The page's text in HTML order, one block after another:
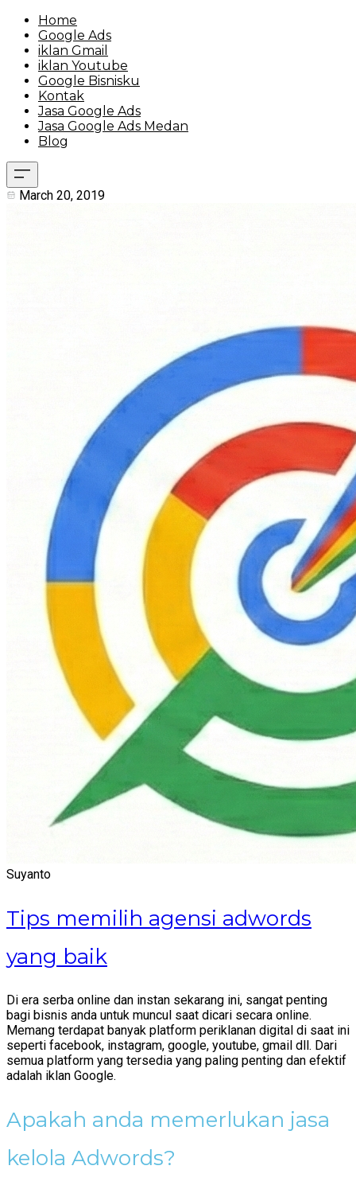
Home
Google Ads
iklan Gmail
iklan Youtube
Google Bisnisku
Kontak
Jasa Google Ads
Jasa Google Ads Medan
Blog
March 20, 2019
Suyanto
Tips memilih agensi adwords
yang baik
Di era serba online dan instan sekarang ini, sangat penting
bagi bisnis anda untuk muncul saat dicari secara online.
Memang terdapat banyak platform periklanan digital di saat ini
seperti facebook, instagram, google, youtube, gmail dll. Dari
semua platform yang tersedia yang paling penting dan efektif
adalah iklan Google.
Apakah anda memerlukan jasa
kelola Adwords?